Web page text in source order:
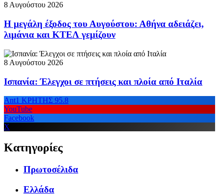
8 Αυγούστου 2026
Η μεγάλη έξοδος του Αυγούστου: Αθήνα αδειάζει,
λιμάνια και ΚΤΕΛ γεμίζουν
8 Αυγούστου 2026
Ισπανία: Έλεγχοι σε πτήσεις και πλοία από Ιταλία
Ant1 ΚΡΗΤΗΣ 95.8
YouTube
Facebook
X
Κατηγορίες
Πρωτοσέλιδα
Ελλάδα